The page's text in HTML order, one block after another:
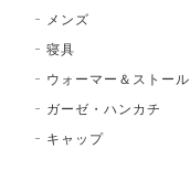
メンズ
寝具
ウォーマー＆ストール
ガーゼ・ハンカチ
キャップ